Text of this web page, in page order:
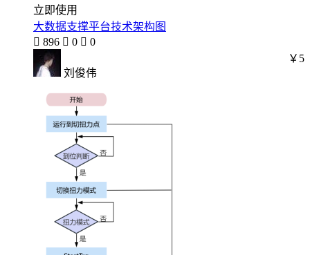
立即使用
大数据支撑平台技术架构图
 896  0  0
刘俊伟
￥5